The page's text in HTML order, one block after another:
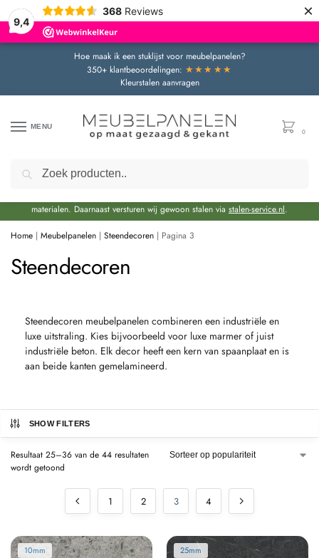
9,4
368 Reviews ×
Hoe maak ik een stuklijst voor meubelpanelen?
350+ klantbeoordelingen: ★★★★★
Kleurstalen aanvragen
MENU
0
Door de bouwvakperiode geldt momenteel een extra levertijd van circa 3 weken
materialen. Daarnaast versturen wij gewoon stalen via stalen-service.nl.
Home | Meubelpanelen | Steendecoren | Pagina 3
Steendecoren
Steendecoren meubelpanelen combineren een industriële en
luxe uitstraling. Kies bijvoorbeeld voor luxe marmer of juist
industriële beton. Elk decor heeft een kern van spaanplaat en is
aan beide kanten gemelamineerd.
SHOW FILTERS
Resultaat 25–36 van de 44 resultaten
wordt getoond
1 2 3 4
10mm 25mm